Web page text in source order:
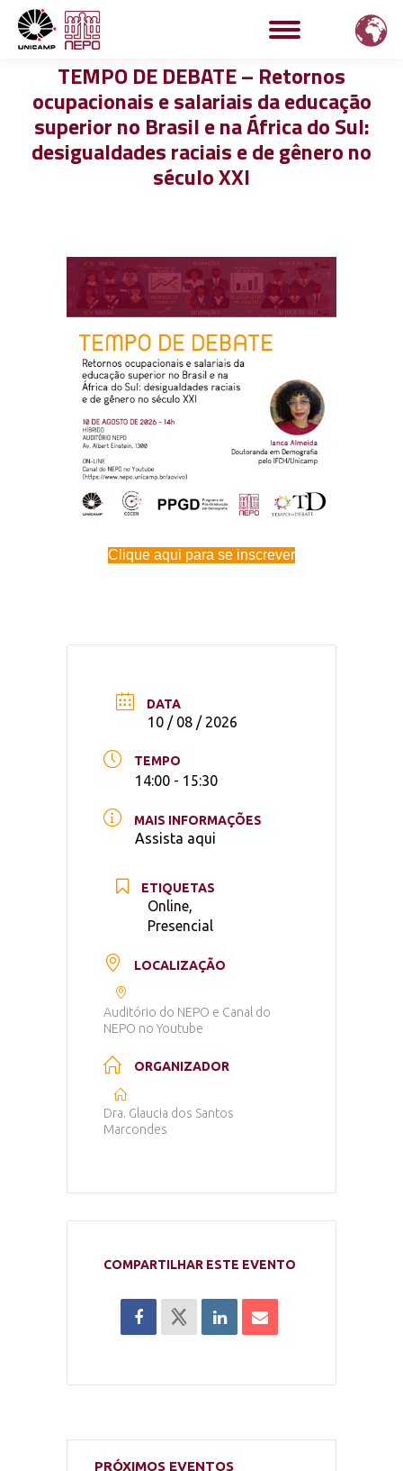
TEMPO DE DEBATE – Retornos
ocupacionais e salariais da educação
superior no Brasil e na África do Sul:
desigualdades raciais e de gênero no
século XXI
Clique aqui para se inscrever
DATA
10 / 08 / 2026
TEMPO
14:00 - 15:30
MAIS INFORMAÇÕES
Assista aqui
ETIQUETAS
Online,
Presencial
LOCALIZAÇÃO
Auditório do NEPO e Canal do
NEPO no Youtube
ORGANIZADOR
Dra. Glaucia dos Santos
Marcondes
COMPARTILHAR ESTE EVENTO
PRÓXIMOS EVENTOS